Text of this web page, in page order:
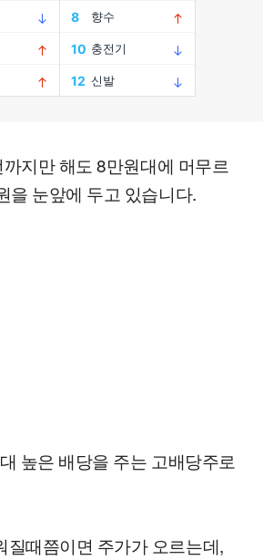
지만 해도 8만원대에 머무르
을 눈앞에 두고 있습니다.
높은 배당을 주는 고배당주로
질때쯤이면 주가가 오르는데,